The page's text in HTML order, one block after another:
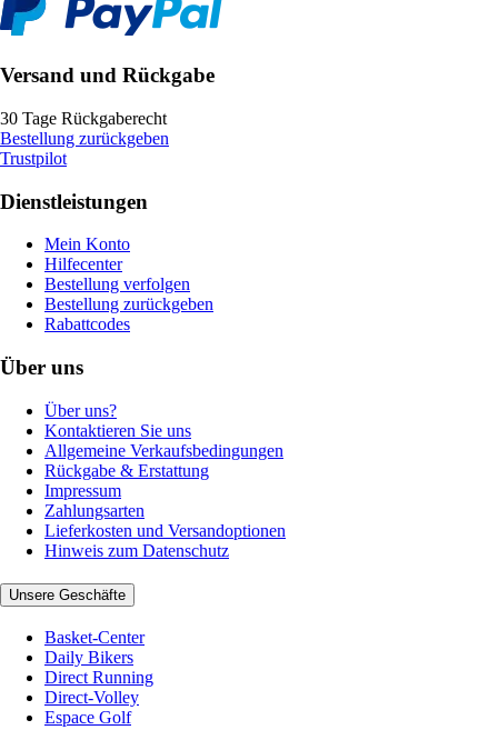
Versand und Rückgabe
30 Tage Rückgaberecht
Bestellung zurückgeben
Trustpilot
Dienstleistungen
Mein Konto
Hilfecenter
Bestellung verfolgen
Bestellung zurückgeben
Rabattcodes
Über uns
Über uns?
Kontaktieren Sie uns
Allgemeine Verkaufsbedingungen
Rückgabe & Erstattung
Impressum
Zahlungsarten
Lieferkosten und Versandoptionen
Hinweis zum Datenschutz
Unsere Geschäfte
Basket-Center
Daily Bikers
Direct Running
Direct-Volley
Espace Golf